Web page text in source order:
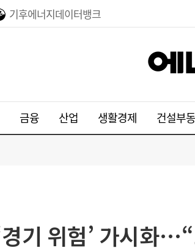
기후에너지데이터뱅크
금융 산업 생활경제 건설부
기 위험’ 가시화